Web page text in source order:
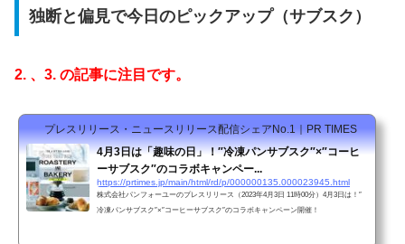
独断と偏見で今日のピックアップ（サブスク）
2. 、3. の記事に注目です。
プレスリリース・ニュースリリース配信シェアNo.1｜PR TIMES
4月3日は「趣味の日」！″冷凍パンサブスク″×″コーヒ
ーサブスク″のコラボキャンペー...
https://prtimes.jp/main/html/rd/p/000000135.000023945.html
株式会社パンフォーユーのプレスリリース（2023年4月3日 11時00分）4月3日は！″
冷凍パンサブスク″×″コーヒーサブスク″のコラボキャンペーン開催！